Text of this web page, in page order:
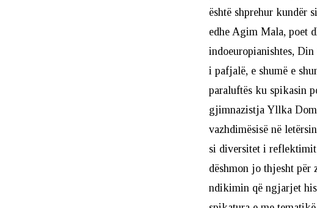
është shprehur kundër
edhe Agim Mala, poet
indoeuropianishtes,
i pafjalë, e shumë e
paraluftës ku spikasin
gjimnazistja Yllka
vazhdimësisë në
si diversitet i
dëshmon jo thjesht për
ndikimin që ngjarjet